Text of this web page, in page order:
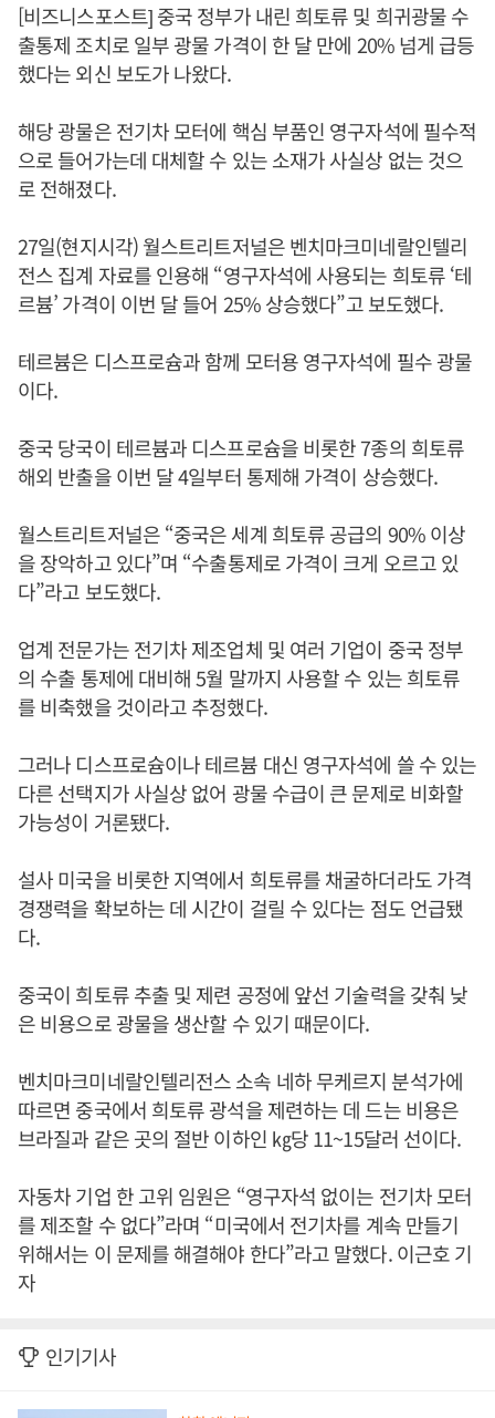
[비즈니스포스트] 중국 정부가 내린 희토류 및 희귀광물 수
출통제 조치로 일부 광물 가격이 한 달 만에 20% 넘게 급등
했다는 외신 보도가 나왔다.
해당 광물은 전기차 모터에 핵심 부품인 영구자석에 필수적
으로 들어가는데 대체할 수 있는 소재가 사실상 없는 것으
로 전해졌다.
27일(현지시각) 월스트리트저널은 벤치마크미네랄인텔리
전스 집계 자료를 인용해 “영구자석에 사용되는 희토류 ‘테
르븀’ 가격이 이번 달 들어 25% 상승했다”고 보도했다.
테르븀은 디스프로슘과 함께 모터용 영구자석에 필수 광물
이다.
중국 당국이 테르븀과 디스프로슘을 비롯한 7종의 희토류
해외 반출을 이번 달 4일부터 통제해 가격이 상승했다.
월스트리트저널은 “중국은 세계 희토류 공급의 90% 이상
을 장악하고 있다”며 “수출통제로 가격이 크게 오르고 있
다”라고 보도했다.
업계 전문가는 전기차 제조업체 및 여러 기업이 중국 정부
의 수출 통제에 대비해 5월 말까지 사용할 수 있는 희토류
를 비축했을 것이라고 추정했다.
그러나 디스프로슘이나 테르븀 대신 영구자석에 쓸 수 있는
다른 선택지가 사실상 없어 광물 수급이 큰 문제로 비화할
가능성이 거론됐다.
설사 미국을 비롯한 지역에서 희토류를 채굴하더라도 가격
경쟁력을 확보하는 데 시간이 걸릴 수 있다는 점도 언급됐
다.
중국이 희토류 추출 및 제련 공정에 앞선 기술력을 갖춰 낮
은 비용으로 광물을 생산할 수 있기 때문이다.
벤치마크미네랄인텔리전스 소속 네하 무케르지 분석가에
따르면 중국에서 희토류 광석을 제련하는 데 드는 비용은
브라질과 같은 곳의 절반 이하인 ㎏당 11~15달러 선이다.
자동차 기업 한 고위 임원은 “영구자석 없이는 전기차 모터
를 제조할 수 없다”라며 “미국에서 전기차를 계속 만들기
위해서는 이 문제를 해결해야 한다”라고 말했다. 이근호 기
자
인기기사